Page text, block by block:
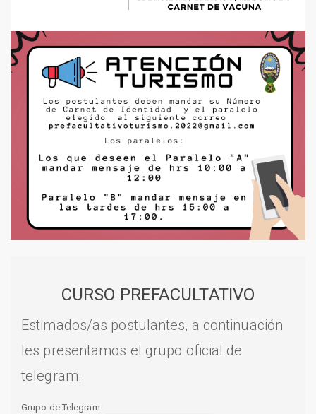
CURSO PREFACULTATIVO
Estimados/as postulantes, a continuación
les presentamos el grupo oficial de
telegram.
Grupo de Telegram: